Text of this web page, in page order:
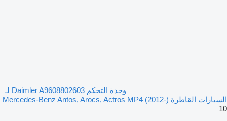
وحدة التحكم Daimler A9608802603 لـ
السيارات القاطرة Mercedes-Benz Antos, Arocs, Actros MP4 (2012-)
10